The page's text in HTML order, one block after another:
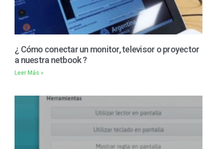
¿ Cómo conectar un monitor, televisor o proyector
a nuestra netbook ?
Leer Más »